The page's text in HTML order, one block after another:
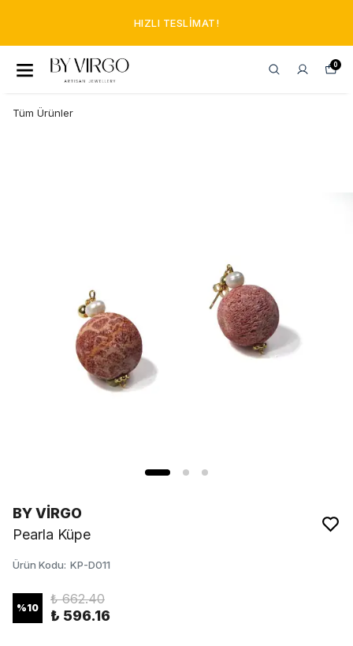
HIZLI TESLIMAT!
0
Tüm Ürünler
BY VİRGO
Pearla Küpe
Ürün Kodu: KP-D011
%10
₺ 662.40
₺ 596.16